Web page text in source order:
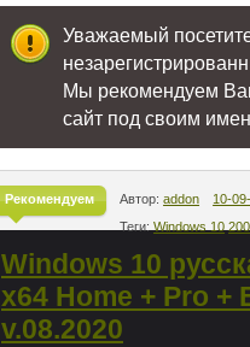
Уважаемый
Мы рекомендуем
сайт под своим
Рекомендуем
^
Автор:addon
10-
Теги:Windows 10
Windows 10
x64 Home + Pro
v.08.2020